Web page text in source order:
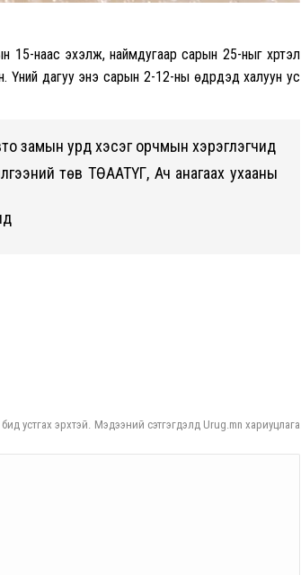
15-наас эхэлж, наймдугаар сарын 25-ныг хүртэл
дагуу энэ сарын 2-12-ны өдрүүдэд халуун ус
замын урд хэсэг орчмын хэрэглэгчид
төв ТӨААТҮГ, Ач анагаах ухааны
устгах эрхтэй. Мэдээний сэтгэгдэлд Urug.mn хариуцлага